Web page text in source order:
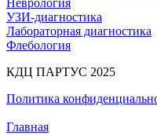
Неврология
УЗИ-диагностика
Лабораторная диагностика
Флебология
КДЦ ПАРТУС 2025
Политика
Главная